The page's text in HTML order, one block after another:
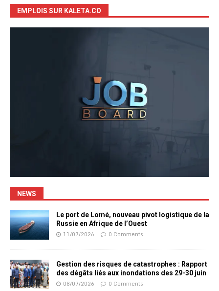
EMPLOIS SUR KALETA.CO
NEWS
Le port de Lomé, nouveau pivot logistique de la
Russie en Afrique de l’Ouest
11/07/2026 0 Comments
Gestion des risques de catastrophes : Rapport
des dégâts liés aux inondations des 29-30 juin
08/07/2026 0 Comments